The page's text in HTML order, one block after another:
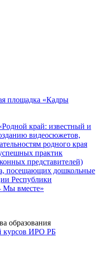
площадка «Кадры
край: известный и
видеосюжетов,
родного края
практик
представителей)
посещающих дошкольные
Республики
Мы вместе»
образования
курсов ИРО РБ